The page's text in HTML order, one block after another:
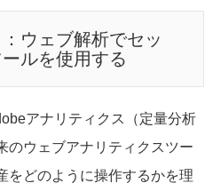
ウェブ解析でセッ
ルを使用する
アナリティクス（定量分析
のウェブアナリティクスツー
をどのように操作するかを理